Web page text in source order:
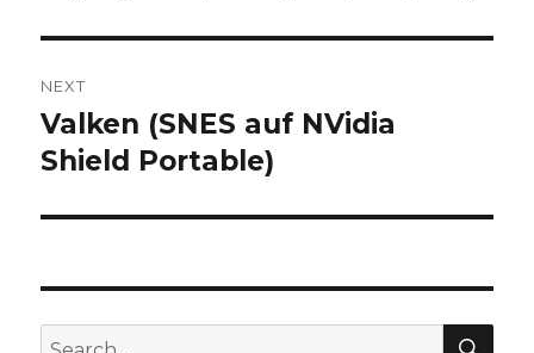
NEXT
Next
post:
Valken (SNES auf NVidia
Shield Portable)
Search